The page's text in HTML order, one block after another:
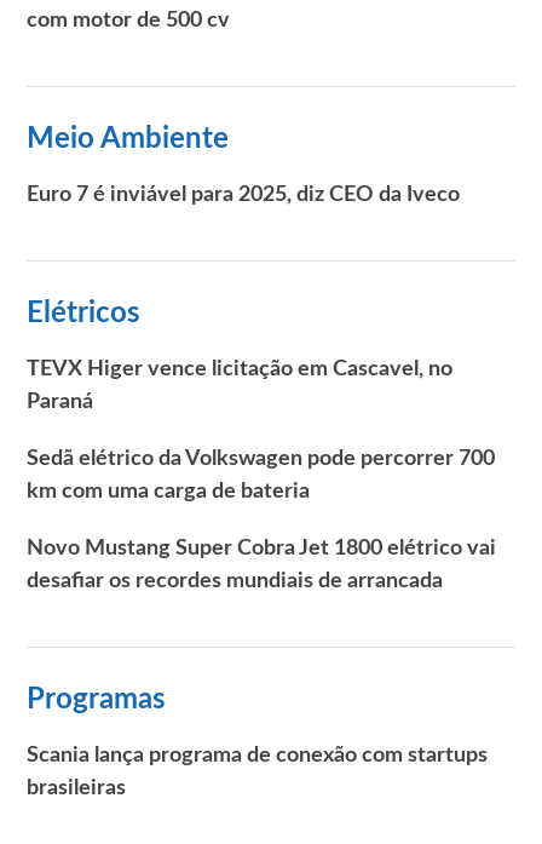
com motor de 500 cv
Meio Ambiente
Euro 7 é inviável para 2025, diz CEO da Iveco
Elétricos
TEVX Higer vence licitação em Cascavel, no
Paraná
Sedã elétrico da Volkswagen pode percorrer 700
km com uma carga de bateria
Novo Mustang Super Cobra Jet 1800 elétrico vai
desafiar os recordes mundiais de arrancada
Programas
Scania lança programa de conexão com startups
brasileiras